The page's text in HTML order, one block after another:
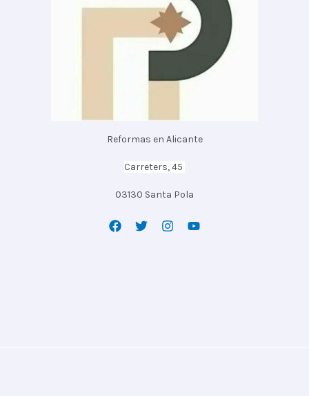
Reformas en Alicante
Carreters, 45
03130 Santa Pola